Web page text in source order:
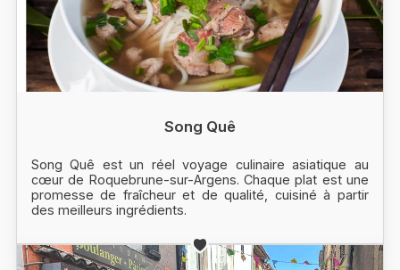
Song Quê
Song Quê est un réel voyage culinaire asiatique au
cœur de Roquebrune-sur-Argens. Chaque plat est une
promesse de fraîcheur et de qualité, cuisiné à partir
des meilleurs ingrédients.